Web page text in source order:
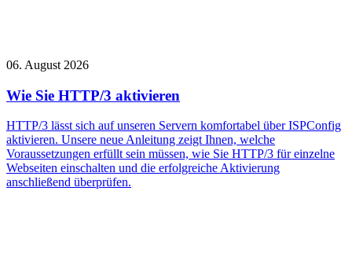
06. August 2026
Wie Sie HTTP/3 aktivieren
HTTP/3 lässt sich auf unseren Servern komfortabel über ISPConfig
aktivieren. Unsere neue Anleitung zeigt Ihnen, welche
Voraussetzungen erfüllt sein müssen, wie Sie HTTP/3 für einzelne
Webseiten einschalten und die erfolgreiche Aktivierung
anschließend überprüfen.